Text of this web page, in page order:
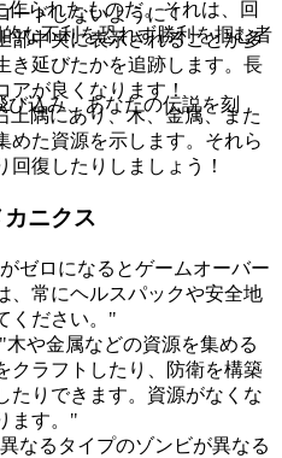
作られたものだ。それは、回
な不利を恐れず勝利を掴む者
び込み、あなたの伝説を刻
ードしないように！
部中央に表示されることが多
き延びたかを追跡します。長
アが良くなります！
上隅にあり、木、金属、また
めた資源を示します。それら
回復したりしましょう！
ニクス
ゼロになるとゲームオーバー
、常にヘルスパックや安全地
ください。"
"木や金属などの資源を集める
クラフトしたり、防衛を構築
たりできます。資源がなくな
ます。"
なるタイプのゾンビが異なる